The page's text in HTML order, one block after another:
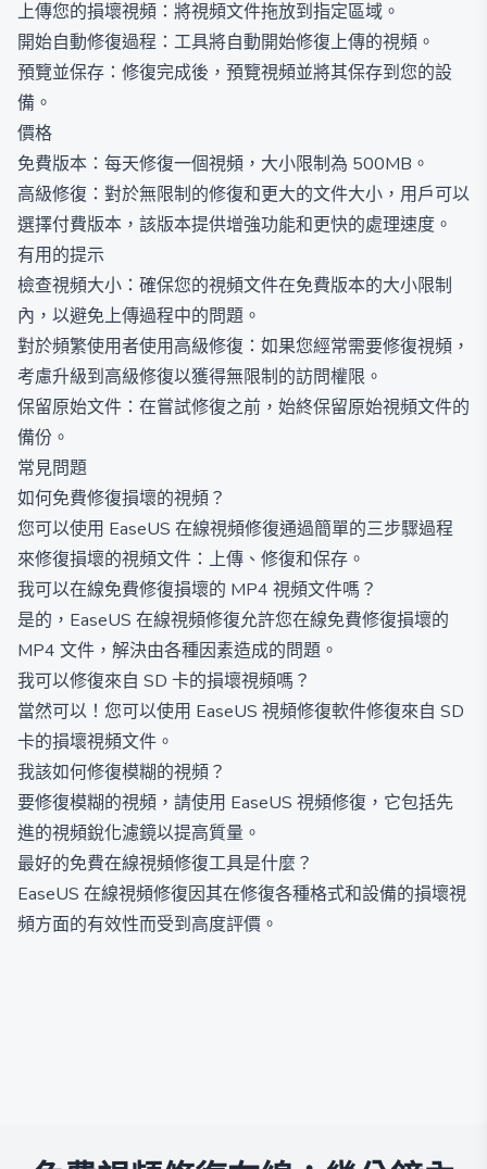
上傳您的損壞視頻：將視頻文件拖放到指定區域。
開始自動修復過程：工具將自動開始修復上傳的視頻。
預覽並保存：修復完成後，預覽視頻並將其保存到您的設
備。
價格
免費版本：每天修復一個視頻，大小限制為 500MB。
高級修復：對於無限制的修復和更大的文件大小，用戶可以
選擇付費版本，該版本提供增強功能和更快的處理速度。
有用的提示
檢查視頻大小：確保您的視頻文件在免費版本的大小限制
內，以避免上傳過程中的問題。
對於頻繁使用者使用高級修復：如果您經常需要修復視頻，
考慮升級到高級修復以獲得無限制的訪問權限。
保留原始文件：在嘗試修復之前，始終保留原始視頻文件的
備份。
常見問題
如何免費修復損壞的視頻？
您可以使用 EaseUS 在線視頻修復通過簡單的三步驟過程
來修復損壞的視頻文件：上傳、修復和保存。
我可以在線免費修復損壞的 MP4 視頻文件嗎？
是的，EaseUS 在線視頻修復允許您在線免費修復損壞的
MP4 文件，解決由各種因素造成的問題。
我可以修復來自 SD 卡的損壞視頻嗎？
當然可以！您可以使用 EaseUS 視頻修復軟件修復來自 SD
卡的損壞視頻文件。
我該如何修復模糊的視頻？
要修復模糊的視頻，請使用 EaseUS 視頻修復，它包括先
進的視頻銳化濾鏡以提高質量。
最好的免費在線視頻修復工具是什麼？
EaseUS 在線視頻修復因其在修復各種格式和設備的損壞視
頻方面的有效性而受到高度評價。